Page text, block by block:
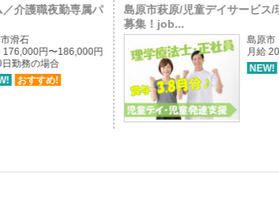
介護職夜勤専属パ
滑石
176,000円〜186,000円
日勤務の場合
おすすめ!
島原市萩原/児童デイサービス/
募集！job...
島原市
月給
NEW!